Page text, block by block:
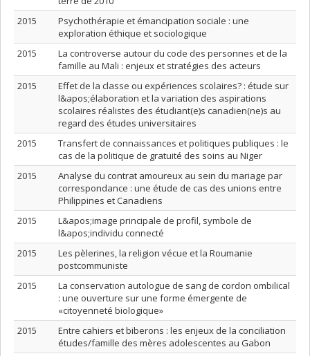
2015
Psychothérapie et émancipation sociale : une
exploration éthique et sociologique
2015
La controverse autour du code des personnes et de la
famille au Mali : enjeux et stratégies des acteurs
2015
Effet de la classe ou expériences scolaires? : étude sur
l&apos;élaboration et la variation des aspirations
scolaires réalistes des étudiant(e)s canadien(ne)s au
regard des études universitaires
2015
Transfert de connaissances et politiques publiques : le
cas de la politique de gratuité des soins au Niger
2015
Analyse du contrat amoureux au sein du mariage par
correspondance : une étude de cas des unions entre
Philippines et Canadiens
2015
L&apos;image principale de profil, symbole de
l&apos;individu connecté
2015
Les pèlerines, la religion vécue et la Roumanie
postcommuniste
2015
La conservation autologue de sang de cordon ombilical
: une ouverture sur une forme émergente de
«citoyenneté biologique»
2015
Entre cahiers et biberons : les enjeux de la conciliation
études/famille des mères adolescentes au Gabon